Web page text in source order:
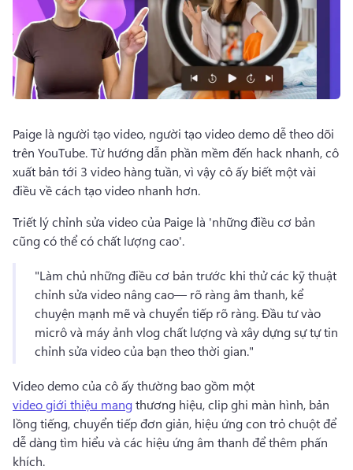
Paige là người tạo video, người tạo video demo dễ theo dõi
trên YouTube. Từ hướng dẫn phần mềm đến hack nhanh, cô
xuất bản tới 3 video hàng tuần, vì vậy cô ấy biết một vài
điều về cách tạo video nhanh hơn.
Triết lý chỉnh sửa video của Paige là 'những điều cơ bản
cũng có thể có chất lượng cao'.
"Làm chủ những điều cơ bản trước khi thử các kỹ thuật
chỉnh sửa video nâng cao— rõ ràng âm thanh, kể
chuyện mạnh mẽ và chuyển tiếp rõ ràng. Đầu tư vào
micrô và máy ảnh vlog chất lượng và xây dựng sự tự tin
chỉnh sửa video của bạn theo thời gian."
Video demo của cô ấy thường bao gồm một
video giới thiệu mang thương hiệu, clip ghi màn hình, bản
lồng tiếng, chuyển tiếp đơn giản, hiệu ứng con trỏ chuột để
dễ dàng tìm hiểu và các hiệu ứng âm thanh để thêm phấn
khích.